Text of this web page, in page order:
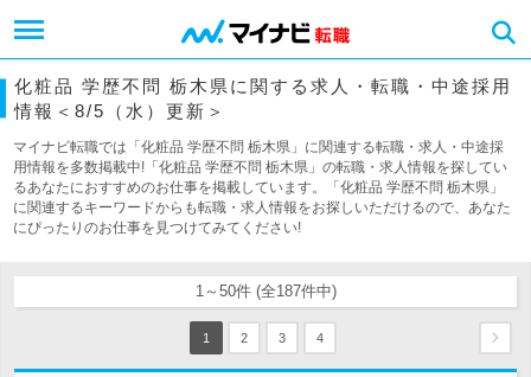
化粧品 学歴不問 栃木県に関する求人・転職・中途採用
情報＜8/5（水）更新＞
マイナビ転職では「化粧品 学歴不問 栃木県」に関連する転職・求人・中途採
用情報を多数掲載中!「化粧品 学歴不問 栃木県」の転職・求人情報を探してい
るあなたにおすすめのお仕事を掲載しています。「化粧品 学歴不問 栃木県」
に関連するキーワードからも転職・求人情報をお探しいただけるので、あなた
にぴったりのお仕事を見つけてみてください!
1～50件 (全187件中)
1 2 3 4